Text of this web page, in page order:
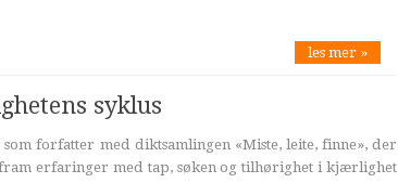
les mer »
syklus
forfatter med diktsamlingen «Miste, leite, finne», der
erfaringer med tap, søken og tilhørighet i kjærlighet